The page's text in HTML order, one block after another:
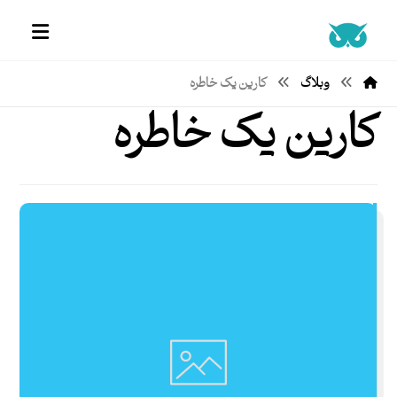
وبلاگ کارین یک خاطره
کارین یک خاطره